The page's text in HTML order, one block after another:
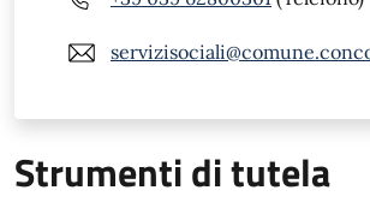
Strumenti di tutela